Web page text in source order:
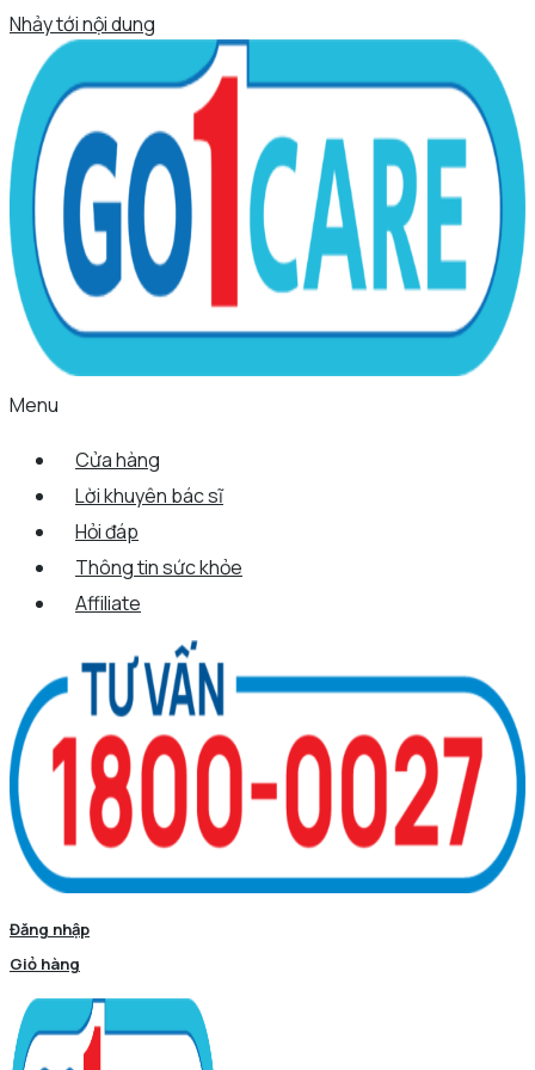
Nhảy tới nội dung
Menu
Cửa hàng
Lời khuyên bác sĩ
Hỏi đáp
Thông tin sức khỏe
Affiliate
Đăng nhập
Giỏ hàng